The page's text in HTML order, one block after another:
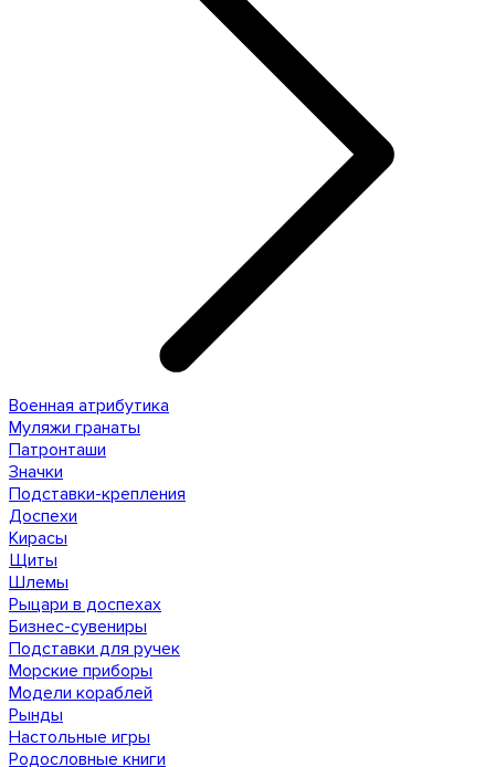
Военная атрибутика
Муляжи гранаты
Патронташи
Значки
Подставки-крепления
Доспехи
Кирасы
Щиты
Шлемы
Рыцари в доспехах
Бизнес-сувениры
Подставки для ручек
Морские приборы
Модели кораблей
Рынды
Настольные игры
Родословные книги